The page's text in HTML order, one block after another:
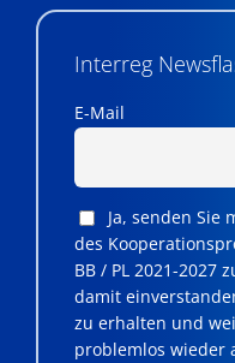
Interreg
E-Mail
Ja, senden Sie
des
BB / PL 2021-2027
damit
zu erhalten und
problemlos wieder